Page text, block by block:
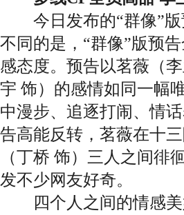
今日发布的“群像”版
不同的是，“群像”版预
感态度。预告以茗薇（
宇 饰）的感情如同一幅
中漫步、追逐打闹、情
告高能反转，茗薇在十
（丁桥 饰）三人之间徘
发不少网友好奇。
四个人之间的情感美